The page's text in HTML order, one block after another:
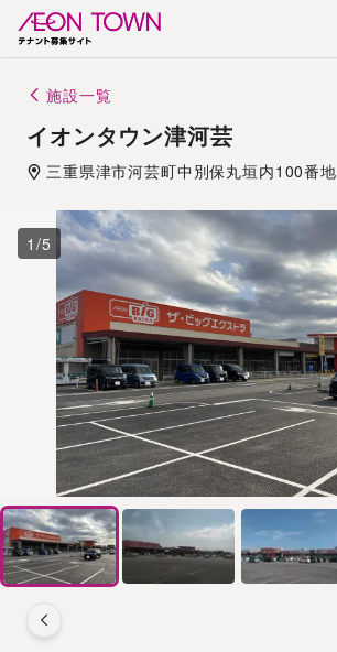
施設一覧
イオンタウン津河芸
三重県津市河芸町中別保丸垣内100番地
1 /5